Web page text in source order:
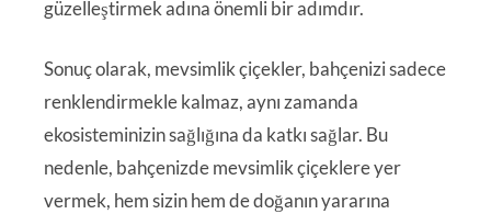
güzelleştirmek adına önemli bir adımdır.
Sonuç olarak, mevsimlik çiçekler, bahçenizi sadece
renklendirmekle kalmaz, aynı zamanda
ekosisteminizin sağlığına da katkı sağlar. Bu
nedenle, bahçenizde mevsimlik çiçeklere yer
vermek, hem sizin hem de doğanın yararına